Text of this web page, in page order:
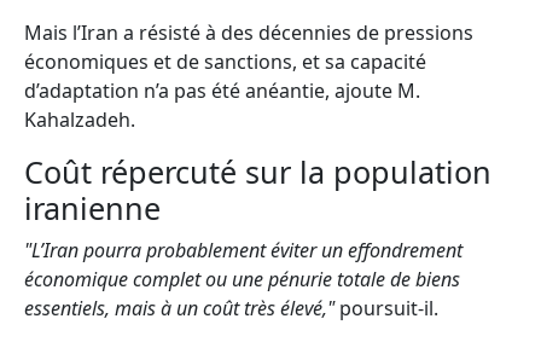
Mais l’Iran a résisté à des décennies de pressions
économiques et de sanctions, et sa capacité
d’adaptation n’a pas été anéantie, ajoute M.
Kahalzadeh.
Coût répercuté sur la population
iranienne
"L’Iran pourra probablement éviter un effondrement
économique complet ou une pénurie totale de biens
essentiels, mais à un coût très élevé,"poursuit-il.